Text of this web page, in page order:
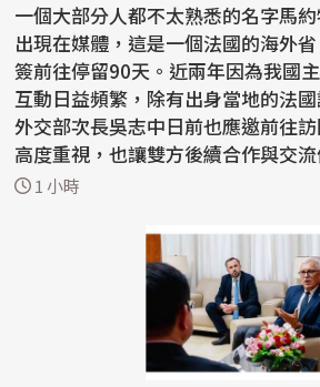
一個大部分人都不太熟悉的名字馬
出現在媒體，這是一個法國的海外
簽前往停留90天。近兩年因為我國
互動日益頻繁，除有出身當地的法
外交部次長吳志中日前也應邀前往
高度重視，也讓雙方後續合作與交流值得
特島...
1 小時